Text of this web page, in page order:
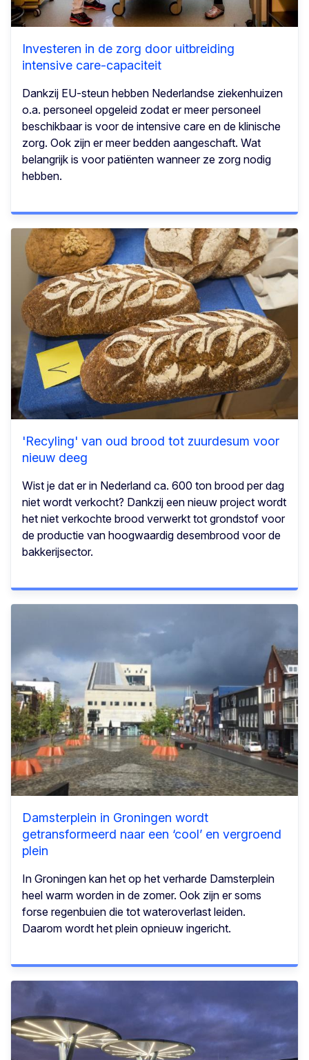
Investeren in de zorg door uitbreiding
intensive care-capaciteit
Dankzij EU-steun hebben Nederlandse ziekenhuizen
o.a. personeel opgeleid zodat er meer personeel
beschikbaar is voor de intensive care en de klinische
zorg. Ook zijn er meer bedden aangeschaft. Wat
belangrijk is voor patiënten wanneer ze zorg nodig
hebben.
'Recyling' van oud brood tot zuurdesum voor
nieuw deeg
Wist je dat er in Nederland ca. 600 ton brood per dag
niet wordt verkocht? Dankzij een nieuw project wordt
het niet verkochte brood verwerkt tot grondstof voor
de productie van hoogwaardig desembrood voor de
bakkerijsector.
Damsterplein in Groningen wordt
getransformeerd naar een ‘cool’ en vergroend
plein
In Groningen kan het op het verharde Damsterplein
heel warm worden in de zomer. Ook zijn er soms
forse regenbuien die tot wateroverlast leiden.
Daarom wordt het plein opnieuw ingericht.